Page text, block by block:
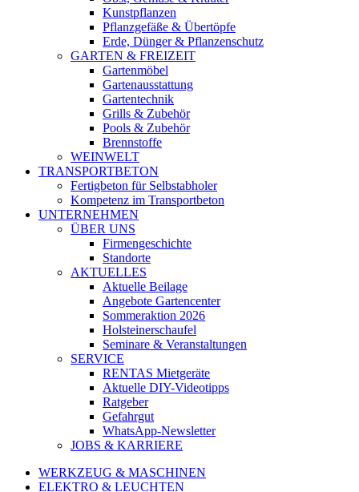
Kunstpflanzen
Pflanzgefäße & Übertöpfe
Erde, Dünger & Pflanzenschutz
GARTEN & FREIZEIT
Gartenmöbel
Gartenausstattung
Gartentechnik
Grills & Zubehör
Pools & Zubehör
Brennstoffe
WEINWELT
TRANSPORTBETON
Fertigbeton für Selbstabholer
Kompetenz im Transportbeton
UNTERNEHMEN
ÜBER UNS
Firmengeschichte
Standorte
AKTUELLES
Aktuelle Beilage
Angebote Gartencenter
Sommeraktion 2026
Holsteinerschaufel
Seminare & Veranstaltungen
SERVICE
RENTAS Mietgeräte
Aktuelle DIY-Videotipps
Ratgeber
Gefahrgut
WhatsApp-Newsletter
JOBS & KARRIERE
WERKZEUG & MASCHINEN
ELEKTRO & LEUCHTEN